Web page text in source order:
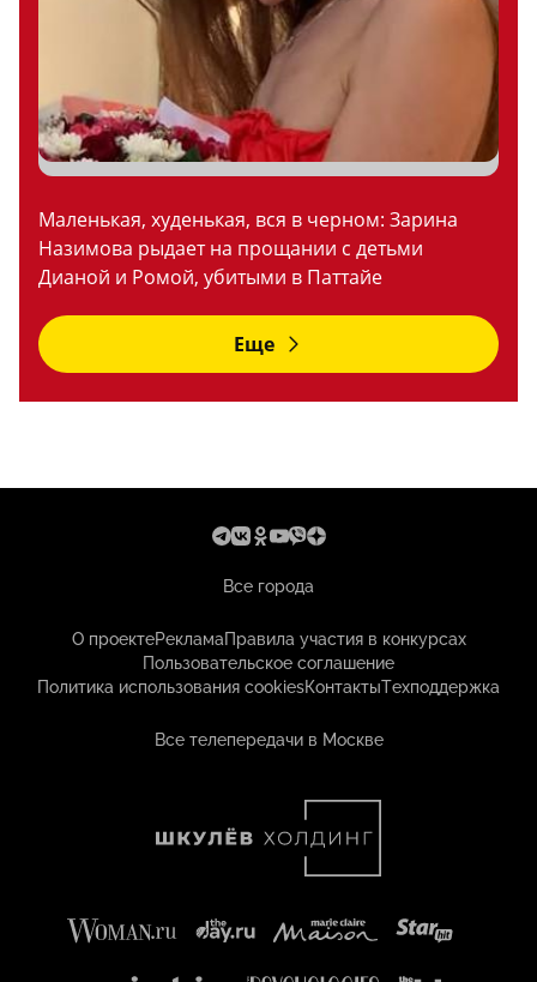
Маленькая, худенькая, вся в черном: Зарина
Назимова рыдает на прощании с детьми
Дианой и Ромой, убитыми в Паттайе
Еще
Все города
О проектеРекламаПравила участия в конкурсах
Пользовательское соглашение
Политика использования cookiesКонтактыТехподдержка
Все телепередачи в Москве